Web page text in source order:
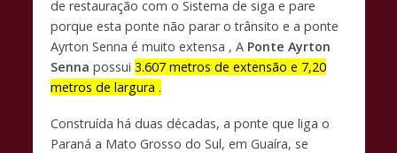
de restauração com o Sistema de siga e pare
porque esta ponte não parar o trânsito e a ponte
Ayrton Senna é muito extensa , A Ponte Ayrton
Senna possui 3.607 metros de extensão e 7,20
metros de largura .
Construída há duas décadas, a ponte que liga o
Paraná a Mato Grosso do Sul, em Guaíra, se